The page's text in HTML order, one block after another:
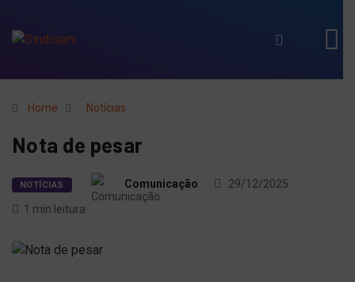
Home Notícias
Nota de pesar
NOTÍCIAS Comunicação
29/12/2025
1 min leitura